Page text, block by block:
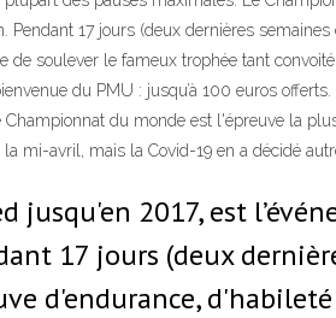
17 jours (deux dernières
soulever le fameux trophée tant
du PMU : jusqu’à 100 euros
du monde est l'épreuve la
mi-avril, mais la Covid-19 en a décidé
jusqu'en 2017, est
17 jours (deux
d'endurance,